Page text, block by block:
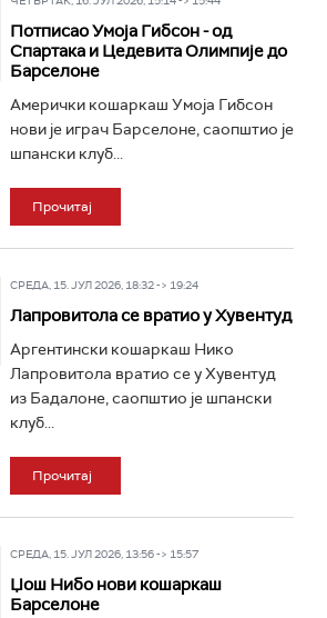
Потписао Умоја Гибсон - од
Спартака и Цедевита Олимпије до
Барселоне
Амерички кошаркаш Умоја Гибсон
нови је играч Барселоне, саопштио је
шпански клуб...
Прочитај
СРЕДА, 15. ЈУЛ 2026, 18:32 -> 19:24
Лапровитола се вратио у Хувентуд
Аргентински кошаркаш Нико
Лапровитола вратио се у Хувентуд
из Бадалоне, саопштио је шпански
клуб...
Прочитај
СРЕДА, 15. ЈУЛ 2026, 13:56 -> 15:57
Џош Нибо нови кошаркаш
Барселоне